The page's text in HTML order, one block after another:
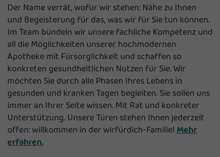
Der Name verrät, wofür wir stehen: Nähe zu Ihnen
und Begeisterung für das, was wir für Sie tun können.
Im Team bündeln wir unsere fachliche Kompetenz und
all die Möglichkeiten unserer hochmodernen
Apotheke mit Fürsorglichkeit und schaffen so
konkreten gesundheitlichen Nutzen für Sie. Wir
möchten Sie durch alle Phasen Ihres Lebens in
gesunden und kranken Tagen begleiten. Sie sollen uns
immer an Ihrer Seite wissen. Mit Rat und konkreter
Unterstützung. Unsere Türen stehen Ihnen jederzeit
offen: willkommen in der wirfürdich-Familie! Mehr
erfahren.